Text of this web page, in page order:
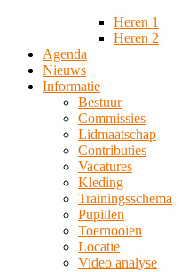
Heren 1
Heren 2
Agenda
Nieuws
Informatie
Bestuur
Commissies
Lidmaatschap
Contributies
Vacatures
Kleding
Trainingsschema
Pupillen
Toernooien
Locatie
Video analyse